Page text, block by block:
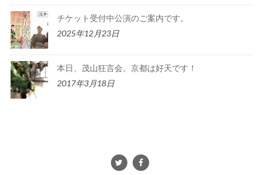
チケット受付中公演のご案内です。
2025年12月23日
本日、茂山狂言会。京都は好天です！
2017年3月18日